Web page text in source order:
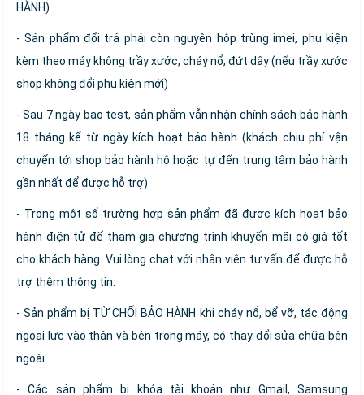
HÀNH)
- Sản phẩm đổi trả phải còn nguyên hộp trùng imei, phụ kiện
kèm theo máy không trầy xước, cháy nổ, đứt dây (nếu trầy xước
shop không đổi phụ kiện mới)
- Sau 7 ngày bao test, sản phẩm vẫn nhận chính sách bảo hành
18 tháng kể từ ngày kích hoạt bảo hành (khách chịu phí vận
chuyển tới shop bảo hành hộ hoặc tự đến trung tâm bảo hành
gần nhất để được hỗ trợ)
- Trong một số trường hợp sản phẩm đã được kích hoạt bảo
hành điện tử để tham gia chương trình khuyến mãi có giá tốt
cho khách hàng. Vui lòng chat với nhân viên tư vấn để được hỗ
trợ thêm thông tin.
- Sản phẩm bị TỪ CHỐI BẢO HÀNH khi cháy nổ, bể vỡ, tác động
ngoại lực vào thân và bên trong máy, có thay đổi sửa chữa bên
ngoài.
- Các sản phẩm bị khóa tài khoản như Gmail, Samsung